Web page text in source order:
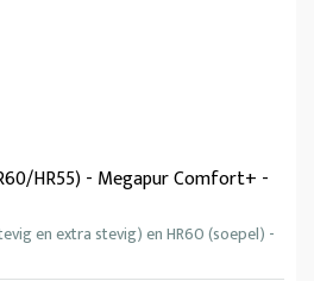
HR55) - Megapur Comfort+ -
en extra stevig) en HR60 (soepel) -